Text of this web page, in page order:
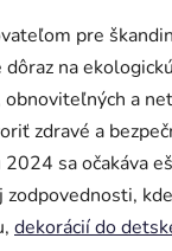
pre
dôraz na
a
zdravé a
sa očakáva
dekorácií do